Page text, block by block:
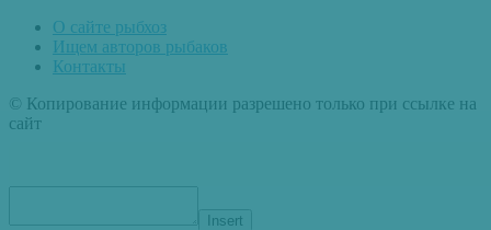
О сайте рыбхоз
Ищем авторов рыбаков
Контакты
© Копирование информации разрешено только при ссылке на
сайт
Insert